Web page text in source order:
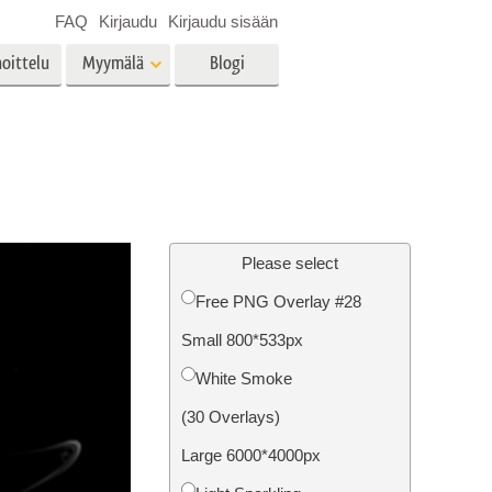
Valokuvan restaurointi
Myymälä
videopeittokuvat
Blogi
FAQ Kirjaudu Kirjaudu sisään
Please select
Free PNG Overlay #28
Small 800*533px
White Smoke
(30 Overlays)
Large 6000*4000px